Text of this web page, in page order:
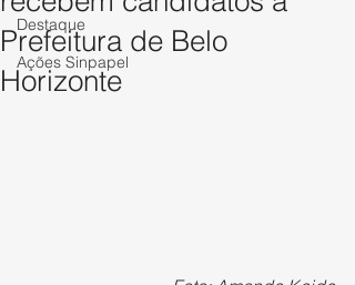
Destaque
Ações Sinpapel
Prefeitura de Belo
Horizonte